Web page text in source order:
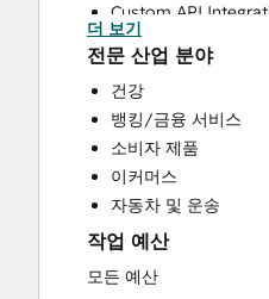
Custom API
Email Marketing
Full Inbound
HubSpot Onboarding
Paid Advertising
Programmable
Public Relations
Social Media
Video Production
Website Design
더 보기
전문 산업 분야
건강
뱅킹/금융 서비스
소비자 제품
이커머스
자동차 및 운송
작업 예산
모든 예산